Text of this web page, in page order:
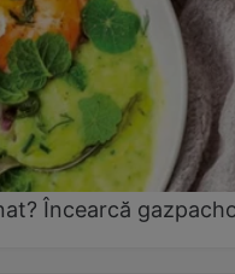
Încearcă